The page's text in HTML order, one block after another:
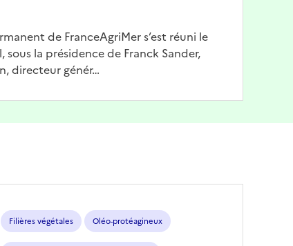
de FranceAgriMer s’est réuni le
la présidence de Franck Sander,
directeur génér…
Filières végétales Oléo-protéagineux